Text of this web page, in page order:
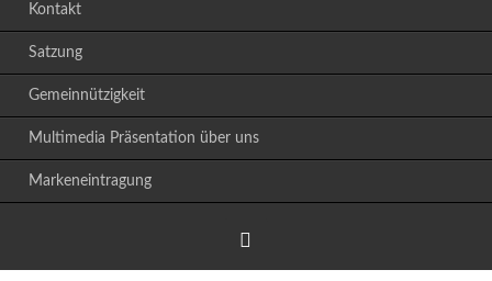
Kontakt
Satzung
Gemeinnützigkeit
Multimedia Präsentation über uns
Markeneintragung